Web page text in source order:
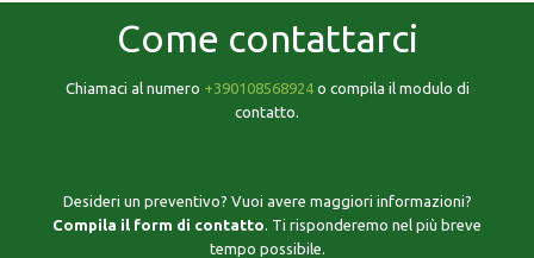
Come contattarci
Chiamaci al numero +390108568924o compila il modulo di
contatto.
Desideri un preventivo? Vuoi avere maggiori informazioni?
Compila il form di contatto . Ti risponderemo nel più breve
tempo possibile.